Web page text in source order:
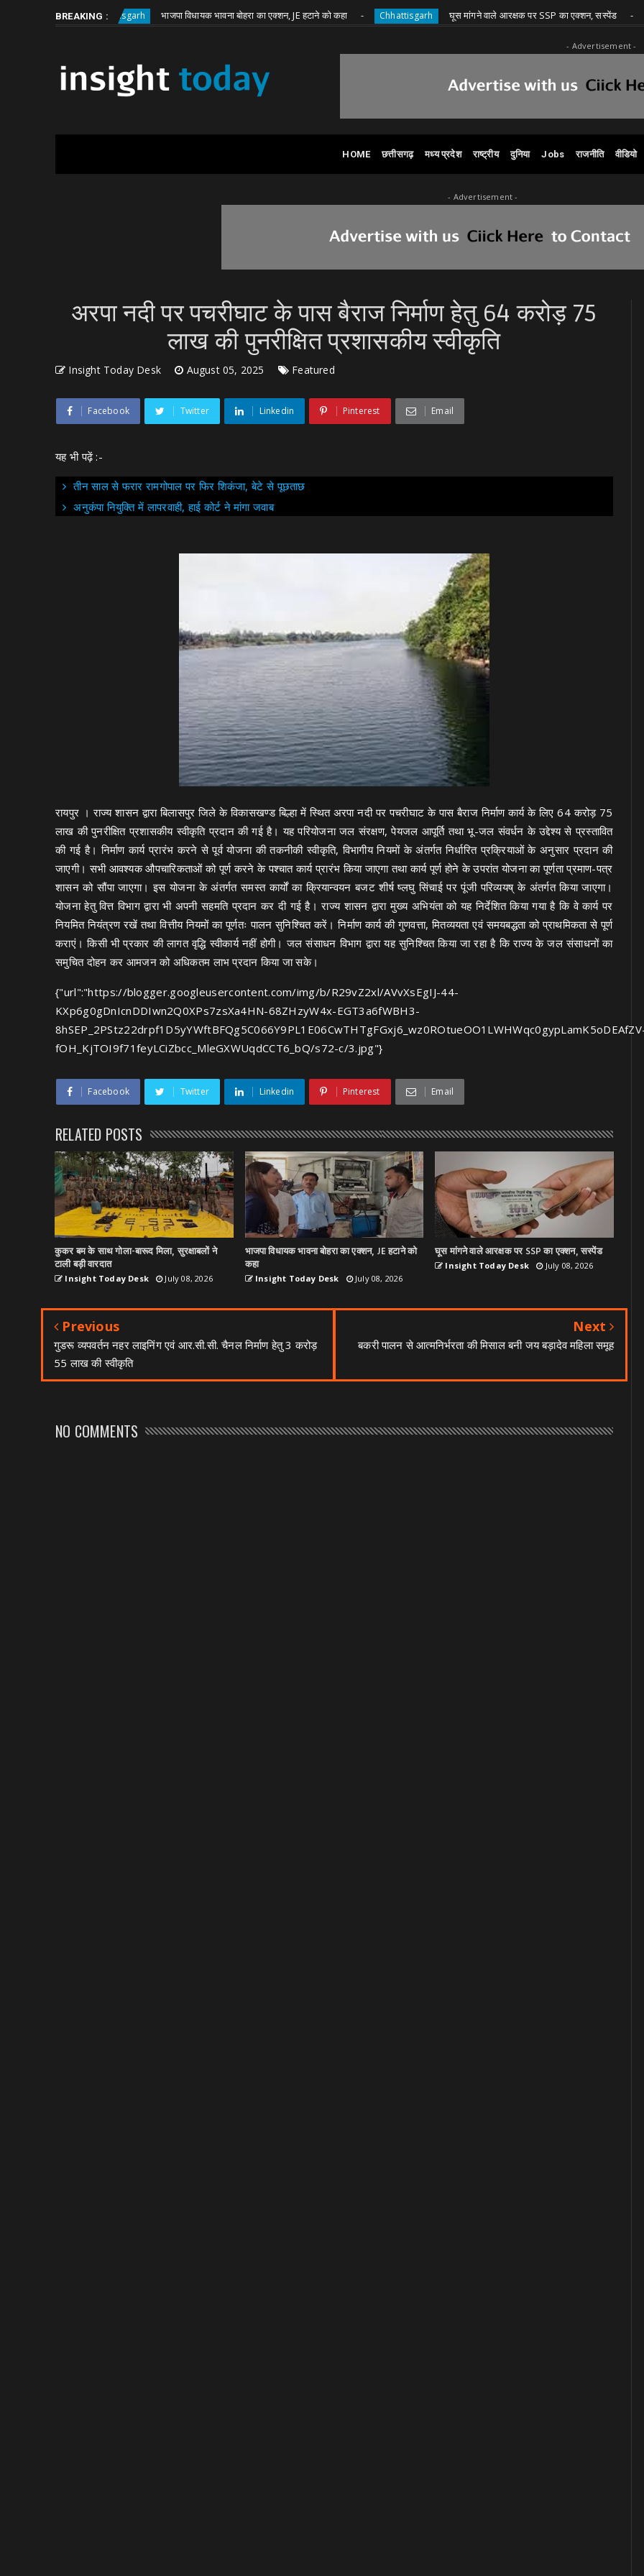
Thursday, August 6 About Write for Us
- Advertisement -
HOME छत्तीसगढ़ मध्य प्रदेश राष्ट्रीय दुनिया Jobs राजनीति वीडियो
BREAKING :
Chhattisgarh भाजपा विधायक भावना बोहरा का एक्शन, JE हटाने को कहा Chhattisgarh घूस मांगने वाले आरक्षक पर SSP का एक्शन, सस्पेंड
- Advertisement -
अरपा नदी पर पचरीघाट के पास बैराज निर्माण हेतु 64 करोड़ 75
लाख की पुनरीक्षित प्रशासकीय स्वीकृति
Insight Today Desk August 05, 2025 Featured
Facebook Twitter Linkedin Pinterest Email
यह भी पढ़ें :-
तीन साल से फरार रामगोपाल पर फिर शिकंजा, बेटे से पूछताछ
अनुकंपा नियुक्ति में लापरवाही, हाई कोर्ट ने मांगा जवाब
रायपुर । राज्य शासन द्वारा बिलासपुर जिले के विकासखण्ड बिल्हा में स्थित अरपा नदी पर पचरीघाट के पास बैराज निर्माण कार्य के लिए 64 करोड़ 75
लाख की पुनरीक्षित प्रशासकीय स्वीकृति प्रदान की गई है। यह परियोजना जल संरक्षण, पेयजल आपूर्ति तथा भू-जल संवर्धन के उद्देश्य से प्रस्तावित
की गई है। निर्माण कार्य प्रारंभ करने से पूर्व योजना की तकनीकी स्वीकृति, विभागीय नियमों के अंतर्गत निर्धारित प्रक्रियाओं के अनुसार प्रदान की
जाएगी। सभी आवश्यक औपचारिकताओं को पूर्ण करने के पश्चात कार्य प्रारंभ किया जाएगा तथा कार्य पूर्ण होने के उपरांत योजना का पूर्णता प्रमाण-पत्र
शासन को सौंपा जाएगा। इस योजना के अंतर्गत समस्त कार्यों का क्रियान्वयन बजट शीर्ष ष्लघु सिंचाई पर पूंजी परिव्ययष् के अंतर्गत किया जाएगा।
योजना हेतु वित्त विभाग द्वारा भी अपनी सहमति प्रदान कर दी गई है। राज्य शासन द्वारा मुख्य अभियंता को यह निर्देशित किया गया है कि वे कार्य पर
नियमित नियंत्रण रखें तथा वित्तीय नियमों का पूर्णतः पालन सुनिश्चित करें। निर्माण कार्य की गुणवत्ता, मितव्ययता एवं समयबद्धता को प्राथमिकता से पूर्ण
कराएं। किसी भी प्रकार की लागत वृद्धि स्वीकार्य नहीं होगी। जल संसाधन विभाग द्वारा यह सुनिश्चित किया जा रहा है कि राज्य के जल संसाधनों का
समुचित दोहन कर आमजन को अधिकतम लाभ प्रदान किया जा सके।
{"url":"https://blogger.googleusercontent.com/img/b/R29vZ2xl/AVvXsEgIJ-44-
KXp6g0gDnIcnDDIwn2Q0XPs7zsXa4HN-68ZHzyW4x-EGT3a6fWBH3-
fOH_KjTOI9f71feyLCiZbcc_MleGXWUqdCCT6_bQ/s72-c/3.jpg"}
Facebook Twitter Linkedin Pinterest Email
RELATED POSTS
कुकर बम के साथ गोला-बारूद मिला, सुरक्षाबलों ने
टाली बड़ी वारदात
Insight Today Desk July 08, 2026
भाजपा विधायक भावना बोहरा का एक्शन, JE हटाने को
कहा
Insight Today Desk July 08, 2026
घूस मांगने वाले आरक्षक पर SSP का एक्शन, सस्पेंड
Insight Today Desk July 08, 2026
Previous
गुडरू व्यपवर्तन नहर लाइनिंग एवं आर.सी.सी. चैनल निर्माण हेतु 3 करोड़
55 लाख की स्वीकृति
Next
बकरी पालन से आत्मनिर्भरता की मिसाल बनी जय बड़ादेव महिला समूह
NO COMMENTS